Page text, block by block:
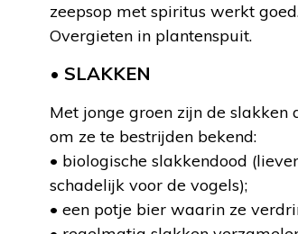
zeepsop met spiritus werkt
Overgieten in plantenspuit.
• SLAKKEN
Met jonge groen zijn de slakken
om ze te bestrijden bekend:
• biologische slakkendood
schadelijk voor de vogels);
• een potje bier waarin ze